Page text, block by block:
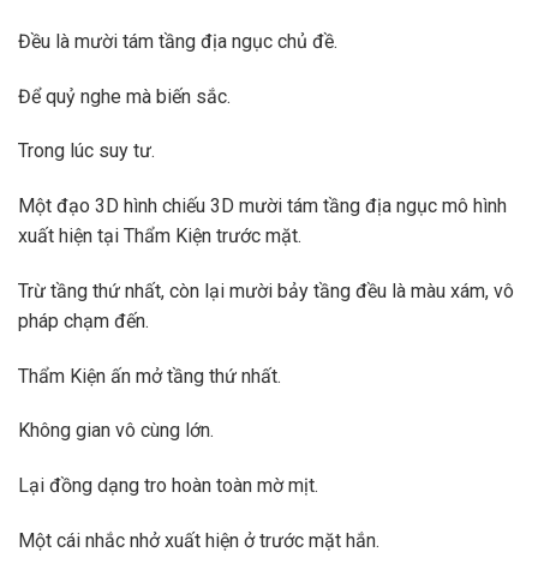
Đều là mười tám tầng địa ngục chủ đề.
Để quỷ nghe mà biến sắc.
Trong lúc suy tư.
Một đạo 3D hình chiếu 3D mười tám tầng địa ngục mô hình
xuất hiện tại Thẩm Kiện trước mặt.
Trừ tầng thứ nhất, còn lại mười bảy tầng đều là màu xám, vô
pháp chạm đến.
Thẩm Kiện ấn mở tầng thứ nhất.
Không gian vô cùng lớn.
Lại đồng dạng tro hoàn toàn mờ mịt.
Một cái nhắc nhở xuất hiện ở trước mặt hắn.